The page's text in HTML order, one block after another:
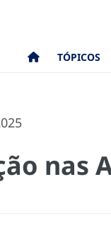
TÓPICOS
nas